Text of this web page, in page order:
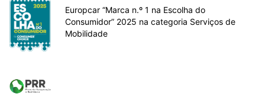
Europcar “Marca n.º 1 na Escolha do
Consumidor” 2025 na categoria Serviços de
Mobilidade